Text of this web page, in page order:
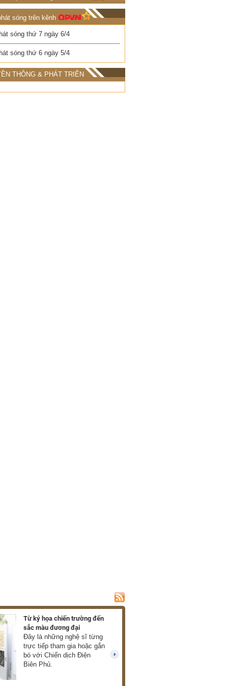
sóng trên kênh
sóng thứ 7 ngày 6/4
sóng thứ 6 ngày 5/4
THÔNG & PHÁT TRIỂN
Từ ký họa chiến trường đến
sắc màu đương đại
Đây là những nghệ sĩ từng
trực tiếp tham gia hoặc gắn
bó với Chiến dịch Điện
Biên Phủ.
next